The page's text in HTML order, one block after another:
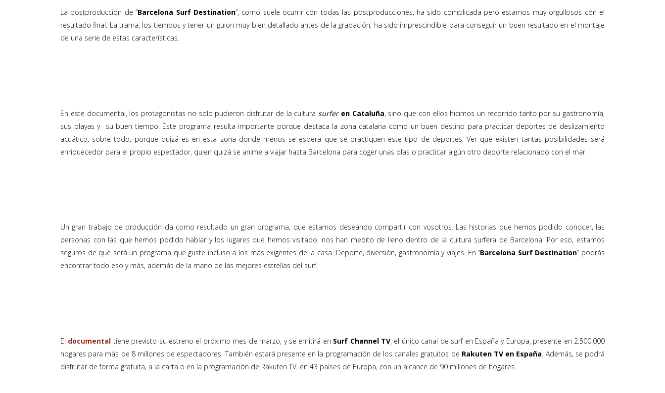
La postproducción de “Barcelona Surf Destination”, como suele ocurrir con todas las postproducciones, ha sido complicada pero estamos muy orgullosos con el
resultado final. La trama, los tiempos y tener un guion muy bien detallado antes de la grabación, ha sido imprescindible para conseguir un buen resultado en el montaje
de una serie de estas características.
En este documental, los protagonistas no solo pudieron disfrutar de la culturasurferen Cataluña, sino que con ellos hicimos un recorrido tanto por su gastronomía,
sus playas y su buen tiempo. Este programa resulta importante porque destaca la zona catalana como un buen destino para practicar deportes de deslizamiento
acuático, sobre todo, porque quizá es en esta zona donde menos se espera que se practiquen este tipo de deportes. Ver que existen tantas posibilidades será
enriquecedor para el propio espectador, quien quizá se anime a viajar hasta Barcelona para coger unas olas o practicar algún otro deporte relacionado con el mar.
Un gran trabajo de producción da como resultado un gran programa, que estamos deseando compartir con vosotros. Las historias que hemos podido conocer, las
personas con las que hemos podido hablar y los lugares que hemos visitado, nos han medito de lleno dentro de la cultura surfera de Barcelona. Por eso, estamos
seguros de que será un programa que guste incluso a los más exigentes de la casa. Deporte, diversión, gastronomía y viajes. En “Barcelona Surf Destination” podrás
encontrar todo eso y más, además de la mano de las mejores estrellas del surf.
El documental tiene previsto su estreno el próximo mes de marzo, y se emitirá en Surf Channel TV, el único canal de surf en España y Europa, presente en 2.500.000
hogares para más de 8 millones de espectadores. También estará presente en la programación de los canales gratuitos de Rakuten TV en España. Además, se podrá
disfrutar de forma gratuita, a la carta o en la programación de Rakuten TV, en 43 países de Europa, con un alcance de 90 millones de hogares.